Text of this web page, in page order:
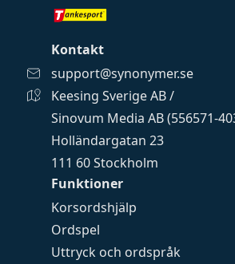
Funktioner
Korsordshjälp
Ordspel
Uttryck och ordspråk
Kontakt
support@synonymer.se
Keesing Sverige AB /
Sinovum Media AB (556571-
Holländargatan 23
111 60 Stockholm